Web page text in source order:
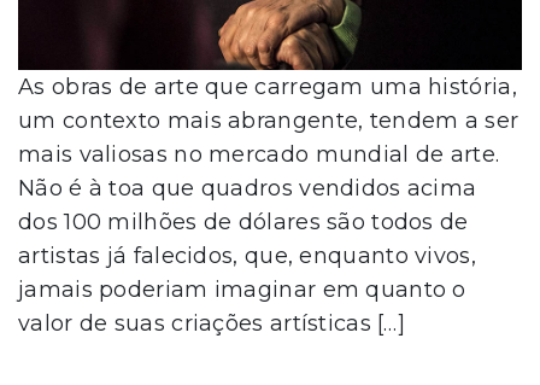
As obras de arte que carregam uma história,
um contexto mais abrangente, tendem a ser
mais valiosas no mercado mundial de arte.
Não é à toa que quadros vendidos acima
dos 100 milhões de dólares são todos de
artistas já falecidos, que, enquanto vivos,
jamais poderiam imaginar em quanto o
valor de suas criações artísticas […]